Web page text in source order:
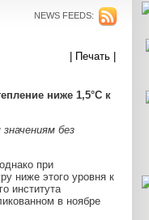
NEWS FEEDS:
| Печать |
ниже 1,5°C к
без
при
ниже этого уровня к
института
в ноябре